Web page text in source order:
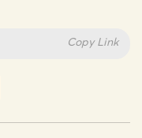
Copy Link